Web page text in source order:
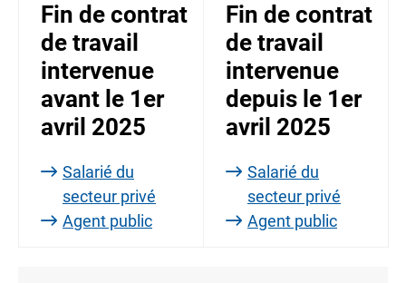
Fin de contrat
de travail
intervenue
avant le 1er
avril 2025
Salarié du
secteur privé
Agent public
Fin de contrat
de travail
intervenue
depuis le 1er
avril 2025
Salarié du
secteur privé
Agent public